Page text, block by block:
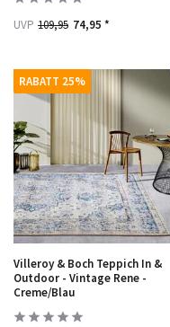
UVP 109,95 74,95 *
RABATT 25%
Villeroy & Boch Teppich In &
Outdoor - Vintage Rene -
Creme/Blau